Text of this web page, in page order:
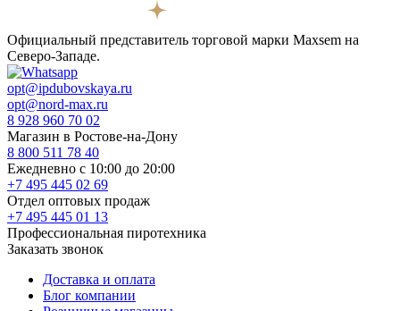
Официальный представитель торговой марки Maxsem на
Северо-Западе.
opt@ipdubovskaya.ru
opt@nord-max.ru
8 928 960 70 02
Магазин в Ростове-на-Дону
8 800 511 78 40
Ежедневно с 10:00 до 20:00
+7 495 445 02 69
Отдел оптовых продаж
+7 495 445 01 13
Профессиональная пиротехника
Заказать звонок
Доставка и оплата
Блог компании